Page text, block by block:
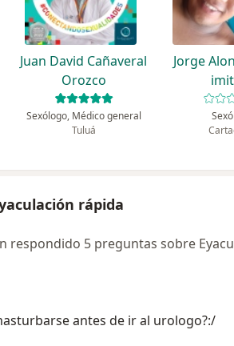
Juan David Cañaveral
Orozco
Sexólogo, Médico general
Tuluá
Jorge
rápida
respondido 5 preguntas sobre
antes de ir al urologo?:/